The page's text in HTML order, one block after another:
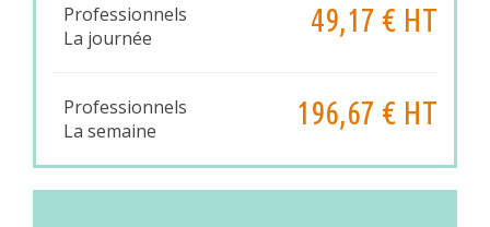
Professionnels
La journée
49,17 € HT
Professionnels
La semaine
196,67 € HT